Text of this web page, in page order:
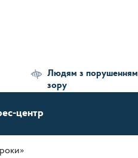
Людям з порушенням
зору
центр